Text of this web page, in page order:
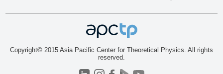
Copyright© 2015 Asia Pacific Center for Theoretical Physics. All rights
reserved.